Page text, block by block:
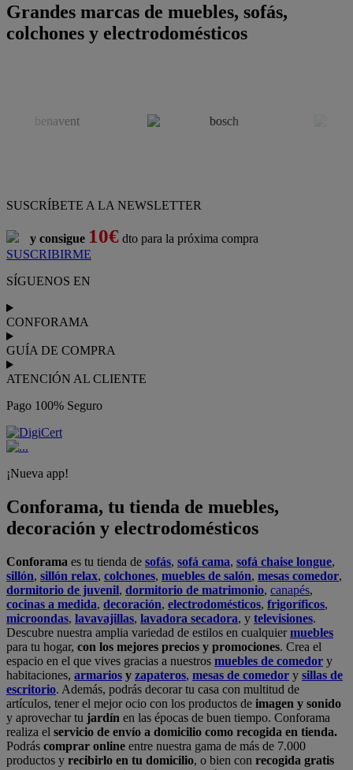
Grandes marcas de muebles, sofás,
colchones y electrodomésticos
SUSCRÍBETE A LA NEWSLETTER
y consigue 10€ dto para la próxima compra
SUSCRIBIRME
SÍGUENOS EN
CONFORAMA
GUÍA DE COMPRA
ATENCIÓN AL CLIENTE
Pago 100% Seguro
¡Nueva app!
Conforama, tu tienda de muebles,
decoración y electrodomésticos
Conforama es tu tienda de sofás, sofá cama, sofá chaise longue,
sillón, sillón relax, colchones, muebles de salón, mesas comedor,
dormitorio de juvenil, dormitorio de matrimonio, canapés,
cocinas a medida, decoración, electrodomésticos, frigoríficos,
microondas, lavavajillas, lavadora secadora, y televisiones.
Descubre nuestra amplia variedad de estilos en cualquiermuebles
para tu hogar, con los mejores precios y promociones. Crea el
espacio en el que vives gracias a nuestros muebles de comedor y
habitaciones, armarios y zapateros, mesas de comedor y sillas de
escritorio. Además, podrás decorar tu casa con multitud de
artículos, tener el mejor ocio con los productos de imagen y sonido
y aprovechar tu jardín en las épocas de buen tiempo. Conforama
realiza el servicio de envío a domicilio como recogida en tienda.
Podrás comprar online entre nuestra gama de más de 7.000
productos y recibirlo en tu domicilio, o bien con recogida gratis